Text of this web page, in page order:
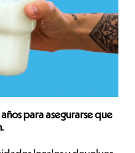
para asegurarse que